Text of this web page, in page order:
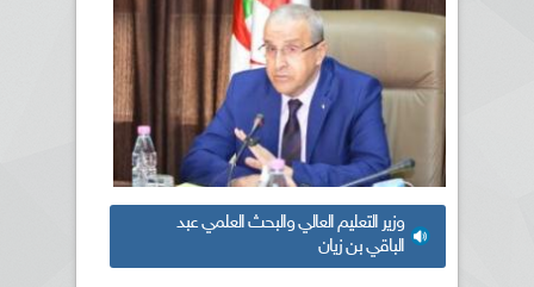
وزير التعليم العالي والبحث العلمي عبد
الباقي بن زيان